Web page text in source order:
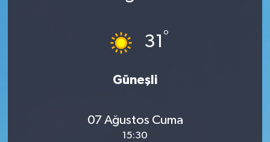
31 °
Güneşli
07 Ağustos Cuma
15:30